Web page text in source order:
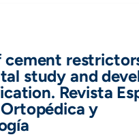
cement
study and
Revista
y